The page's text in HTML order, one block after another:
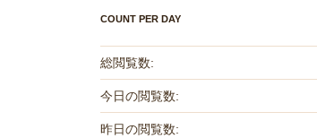
COUNT PER DAY
総閲覧数:
今日の閲覧数:
昨日の閲覧数: